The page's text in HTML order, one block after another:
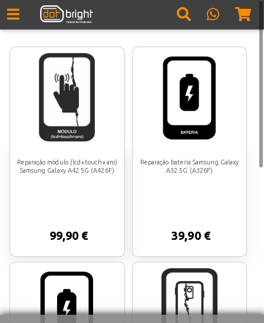
Reparação módulo (lcd+touch+aro)
Samsung Galaxy A42 5G (A426F)
99,90 €
Reparação bateria Samsung Galaxy
A32 5G (A326F)
39,90 €